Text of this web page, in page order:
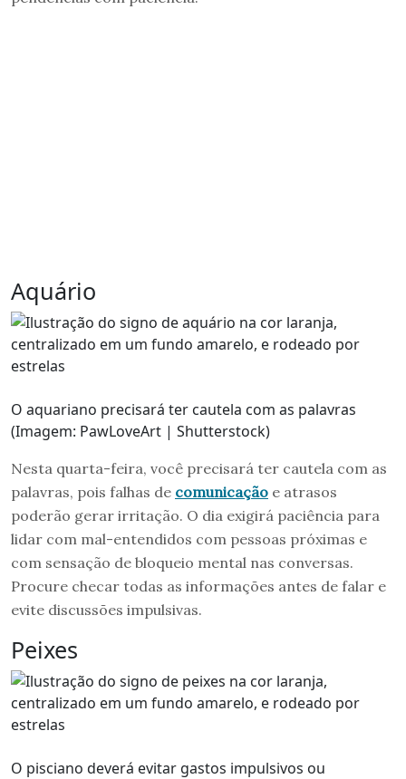
Aquário
O aquariano precisará ter cautela com as palavras
(Imagem: PawLoveArt | Shutterstock)
Nesta quarta-feira, você precisará ter cautela com as
palavras, pois falhas de comunicação e atrasos
poderão gerar irritação. O dia exigirá paciência para
lidar com mal-entendidos com pessoas próximas e
com sensação de bloqueio mental nas conversas.
Procure checar todas as informações antes de falar e
evite discussões impulsivas.
Peixes
O pisciano deverá evitar gastos impulsivos ou